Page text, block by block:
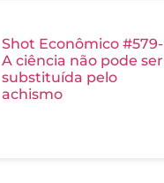
Shot Econômico #579-
A ciência não pode ser
substituída pelo
achismo